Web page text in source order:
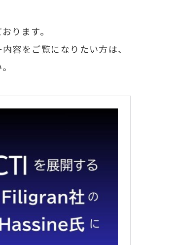
ります。
容をご覧になりたい方は、